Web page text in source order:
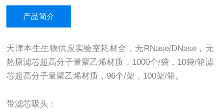
产品简介
天津本生生物供应实验室耗材全，无RNase/DNase，无
热原滤芯超高分子量聚乙烯材质，1000个/袋，10袋/箱滤
芯超高分子量聚乙烯材质，96个/架，100架/箱。
带滤芯吸头：